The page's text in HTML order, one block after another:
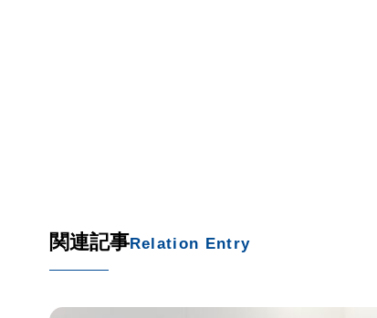
関連記事Relation Entry